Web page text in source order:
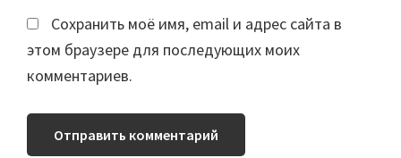
Сохранить моё имя, email и адрес сайта в
этом браузере для последующих моих
комментариев.